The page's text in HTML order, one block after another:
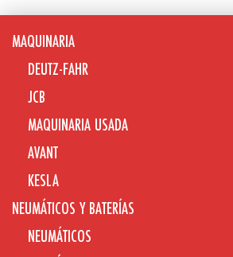
MAQUINARIA
DEUTZ-FAHR
JCB
MAQUINARIA USADA
AVANT
KESLA
NEUMÁTICOS Y BATERÍAS
NEUMÁTICOS